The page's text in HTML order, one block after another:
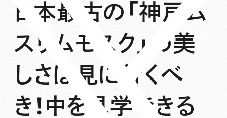
日本最古の「神戸ム
スリムモスク」の美
しさは見に行くべ
き！中を見学できる